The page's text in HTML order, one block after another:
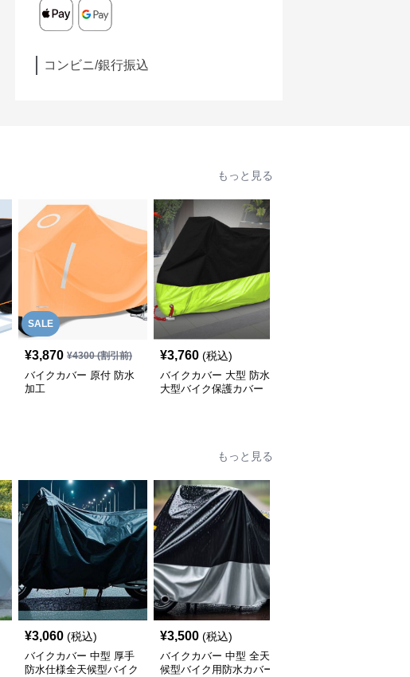
コンビニ/銀行振込
もっと見る
SALE
¥3,870 ¥4300(割引前)
バイクカバー 原付 防水
加工
¥3,760 (税込)
バイクカバー 大型 防水
大型バイク保護カバー
もっと見る
¥3,060 (税込)
バイクカバー 中型 厚手
防水仕様全天候型バイク
¥3,500 (税込)
バイクカバー 中型 全天
候型バイク用防水カバー